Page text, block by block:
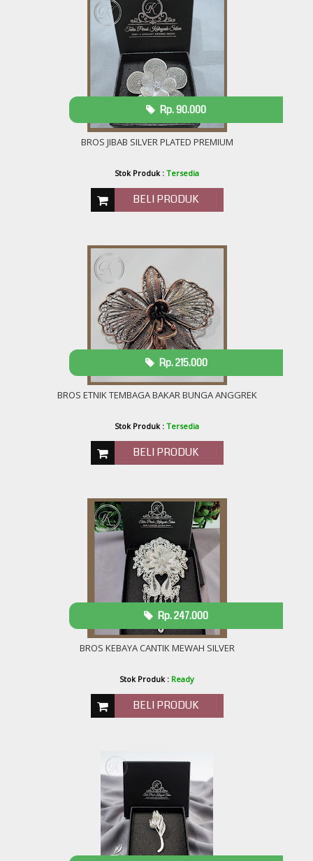
BROS JIBAB SILVER PLATED PREMIUM
Rp. 90.000
Stok Produk :Tersedia
BELI PRODUK
BROS ETNIK TEMBAGA BAKAR BUNGA ANGGREK
Rp. 215.000
Stok Produk :Tersedia
BELI PRODUK
BROS KEBAYA CANTIK MEWAH SILVER
Rp. 247.000
Stok Produk : Ready
BELI PRODUK